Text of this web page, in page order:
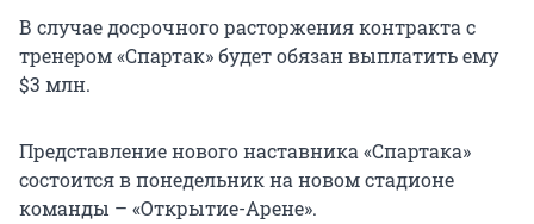
В случае досрочного расторжения контракта с
тренером «Спартак» будет обязан выплатить ему
$3 млн.
Представление нового наставника «Спартака»
состоится в понедельник на новом стадионе
команды – «Открытие-Арене».